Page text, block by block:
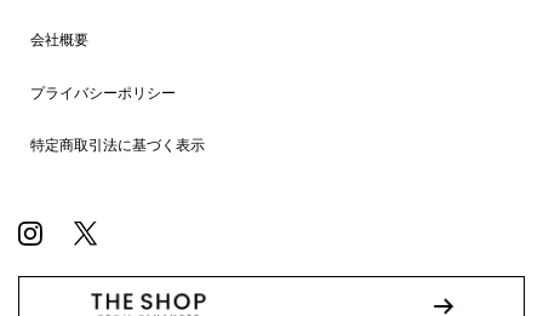
会社概要
プライバシーポリシー
特定商取引法に基づく表示